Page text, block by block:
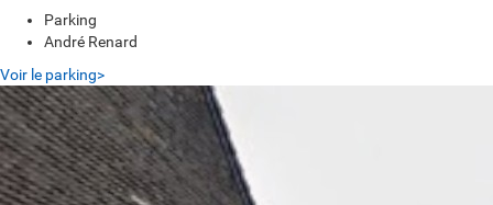
Parking
André Renard
Voir le parking>